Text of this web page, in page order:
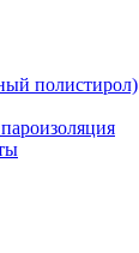
полистирол)